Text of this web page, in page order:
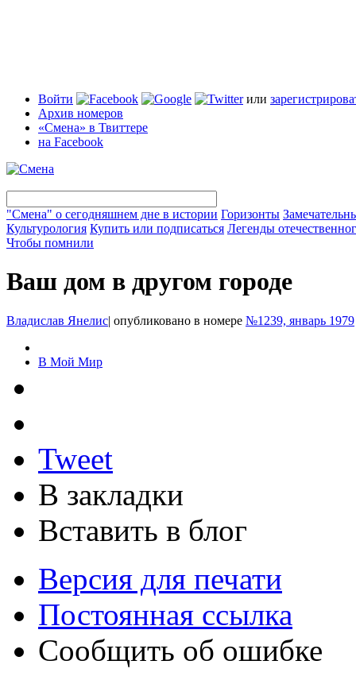
Войти или
Архив номеров
«Смена» в Твиттере
на Facebook
"Смена" о сегодняшнем дне в истории Горизонты
Культурология Купить или подписаться Легенды
Чтобы помнили
Ваш дом в другом городе
Владислав Янелис| опубликовано в номере №1239, январь 1979
В Мой Мир
Tweet
В закладки
Вставить в блог
Версия для печати
Постоянная ссылка
Сообщить об ошибке